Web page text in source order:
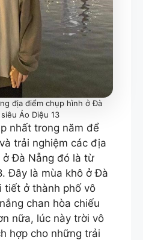
địa điểm chụp hình ở Đà
siêu Ảo Diệu 13
nhất trong năm để
trải nghiệm các địa
Đà Nẵng đó là từ
Đây là mùa khô ở Đà
tiết ở thành phố vô
chan hòa chiếu
nữa, lúc này trời vô
hợp cho những trải